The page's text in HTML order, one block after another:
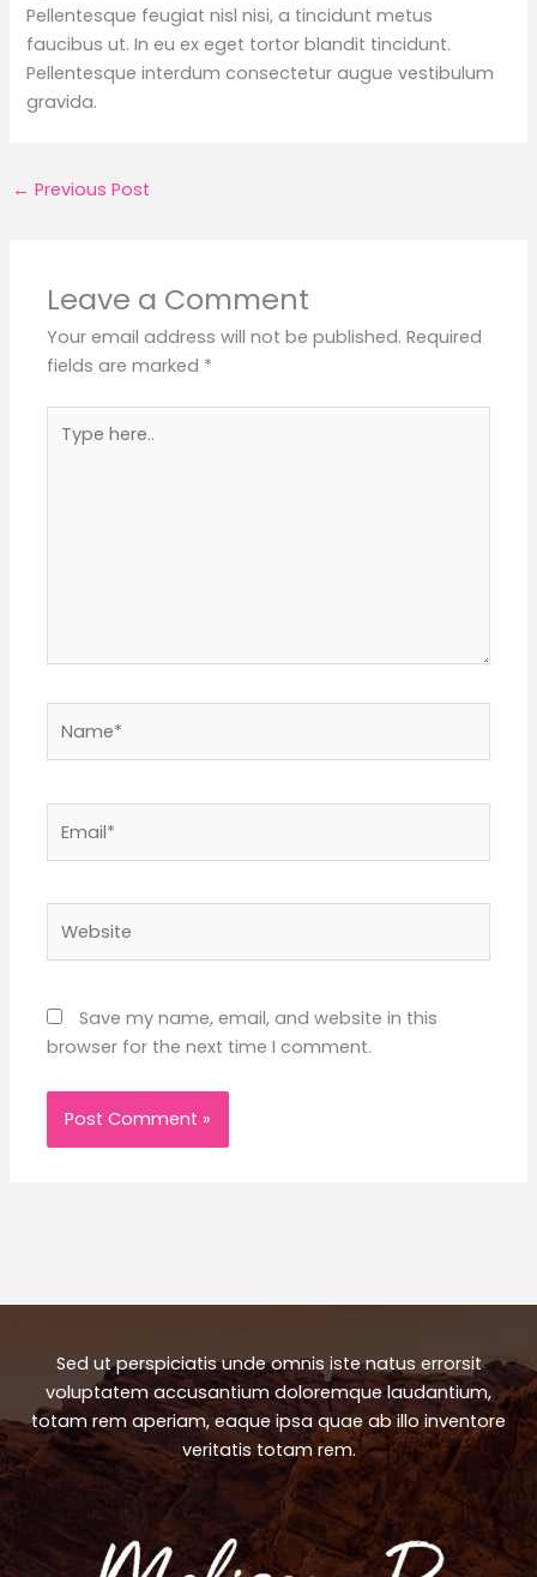
Pellentesque feugiat nisl nisi, a tincidunt metus
faucibus ut. In eu ex eget tortor blandit tincidunt.
Pellentesque interdum consectetur augue vestibulum
gravida.
← Previous Post
Leave a Comment
Your email address will not be published. Required
fields are marked *
here..
Save my name, email, and website in this
browser for the next time I comment.
Sed ut perspiciatis unde omnis iste natus errorsit
voluptatem accusantium doloremque laudantium,
totam rem aperiam, eaque ipsa quae ab illo inventore
veritatis totam rem.